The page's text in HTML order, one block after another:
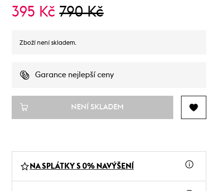
395 Kč 790 Kč
Zboží není skladem.
Garance nejlepší ceny
NENÍ SKLADEM
NA SPLÁTKY S 0% NAVÝŠENÍ